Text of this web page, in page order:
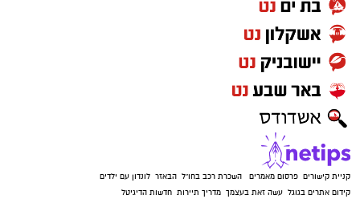
קניית קישורים פרסום מאמרים השכרת רכב בחו"ל הבאזר לונדון עם ילדים
קידום אתרים בגוגל עשה זאת בעצמך מדריך תיירות חדשות הדיגיטל